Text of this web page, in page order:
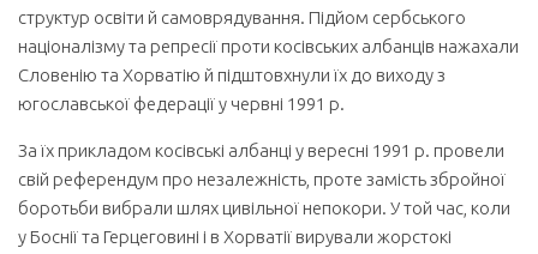
структур освіти й самоврядування. Підйом сербського
націоналізму та репресії проти косівських албанців нажахали
Словенію та Хорватію й підштовхнули їх до виходу з
югославської федерації у червні 1991 р.
За їх прикладом косівські албанці у вересні 1991 р. провели
свій референдум про незалежність, проте замість збройної
боротьби вибрали шлях цивільної непокори. У той час, коли
у Боснії та Герцеговині і в Хорватії вирували жорстокі